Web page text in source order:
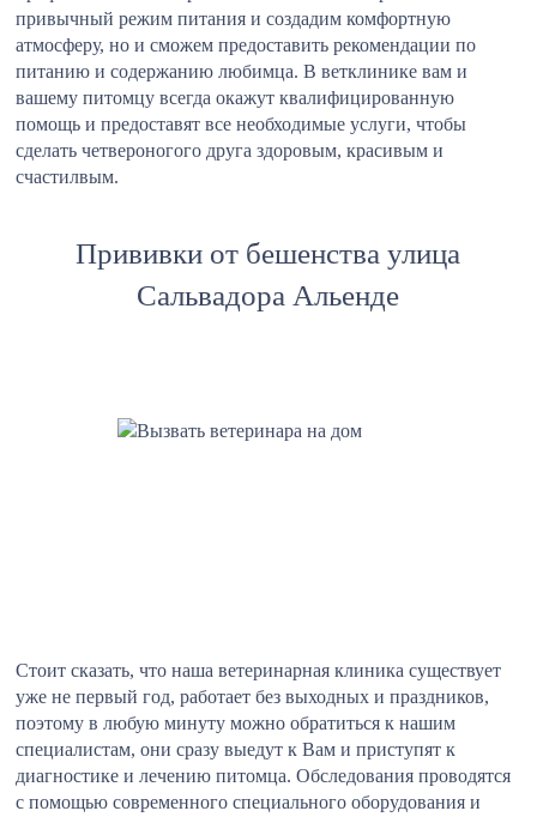
привычный режим питания и создадим комфортную
атмосферу, но и сможем предоставить рекомендации по
питанию и содержанию любимца. В ветклинике вам и
вашему питомцу всегда окажут квалифицированную
помощь и предоставят все необходимые услуги, чтобы
сделать четвероногого друга здоровым, красивым и
счастилвым.
Прививки от бешенства улица
Сальвадора Альенде
Стоит сказать, что наша ветеринарная клиника существует
уже не первый год, работает без выходных и праздников,
поэтому в любую минуту можно обратиться к нашим
специалистам, они сразу выедут к Вам и приступят к
диагностике и лечению питомца. Обследования проводятся
с помощью современного специального оборудования и